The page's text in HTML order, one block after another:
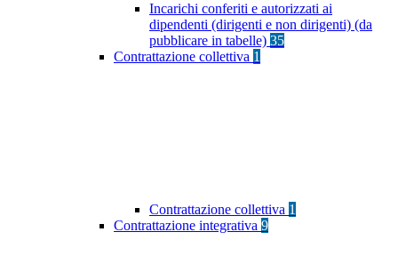
Incarichi conferiti e autorizzati ai
dipendenti (dirigenti e non dirigenti) (da
pubblicare in tabelle) 35
Contrattazione collettiva 1
Contrattazione collettiva 1
Contrattazione integrativa 9